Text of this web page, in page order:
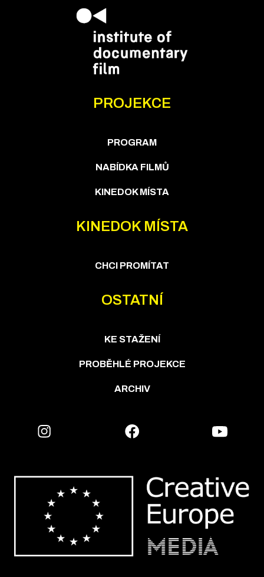
PROJEKCE
PROGRAM
NABÍDKA FILMŮ
KINEDOK MÍSTA
KINEDOK MÍSTA
CHCI PROMÍTAT
OSTATNÍ
KE STAŽENÍ
PROBĚHLÉ PROJEKCE
ARCHIV